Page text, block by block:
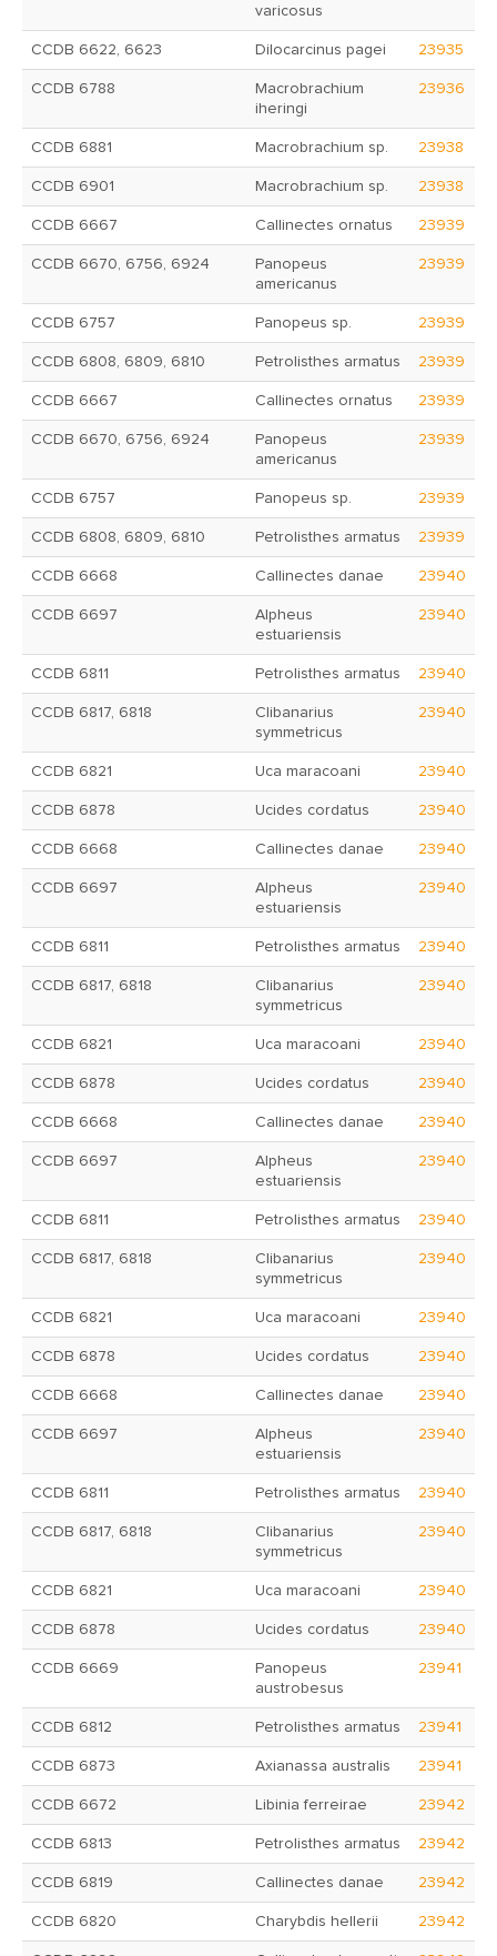
varicosus
CCDB 6622, 6623 Dilocarcinus pagei 23935
CCDB 6788
Macrobrachium
iheringi
23936
CCDB 6881 Macrobrachium sp. 23938
CCDB 6901 Macrobrachium sp. 23938
CCDB 6667 Callinectes ornatus 23939
CCDB 6670, 6756, 6924
Panopeus
americanus
23939
CCDB 6757 Panopeus sp. 23939
CCDB 6808, 6809, 6810 Petrolisthes armatus 23939
CCDB 6667 Callinectes ornatus 23939
CCDB 6670, 6756, 6924
Panopeus
americanus
23939
CCDB 6757 Panopeus sp. 23939
CCDB 6808, 6809, 6810 Petrolisthes armatus 23939
CCDB 6668 Callinectes danae 23940
CCDB 6697
Alpheus
estuariensis
23940
CCDB 6811 Petrolisthes armatus 23940
CCDB 6817, 6818
Clibanarius
symmetricus
23940
CCDB 6821 Uca maracoani 23940
CCDB 6878 Ucides cordatus 23940
CCDB 6668 Callinectes danae 23940
CCDB 6697
Alpheus
estuariensis
23940
CCDB 6811 Petrolisthes armatus 23940
CCDB 6817, 6818
Clibanarius
symmetricus
23940
CCDB 6821 Uca maracoani 23940
CCDB 6878 Ucides cordatus 23940
CCDB 6668 Callinectes danae 23940
CCDB 6697
Alpheus
estuariensis
23940
CCDB 6811 Petrolisthes armatus 23940
CCDB 6817, 6818
Clibanarius
symmetricus
23940
CCDB 6821 Uca maracoani 23940
CCDB 6878 Ucides cordatus 23940
CCDB 6668 Callinectes danae 23940
CCDB 6697
Alpheus
estuariensis
23940
CCDB 6811 Petrolisthes armatus 23940
CCDB 6817, 6818
Clibanarius
symmetricus
23940
CCDB 6821 Uca maracoani 23940
CCDB 6878 Ucides cordatus 23940
CCDB 6669
Panopeus
austrobesus
23941
CCDB 6812 Petrolisthes armatus 23941
CCDB 6873 Axianassa australis 23941
CCDB 6672 Libinia ferreirae 23942
CCDB 6813 Petrolisthes armatus 23942
CCDB 6819 Callinectes danae 23942
CCDB 6820 Charybdis hellerii 23942